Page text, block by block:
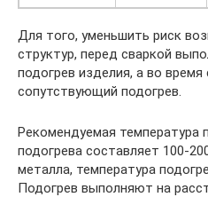
Для того, уменьшить риск
структур, перед сваркой
подогрев изделия, а во время
сопутствующий подогрев.
Рекомендуемая температура
подогрева составляет 100-
металла, температура
Подогрев выполняют на